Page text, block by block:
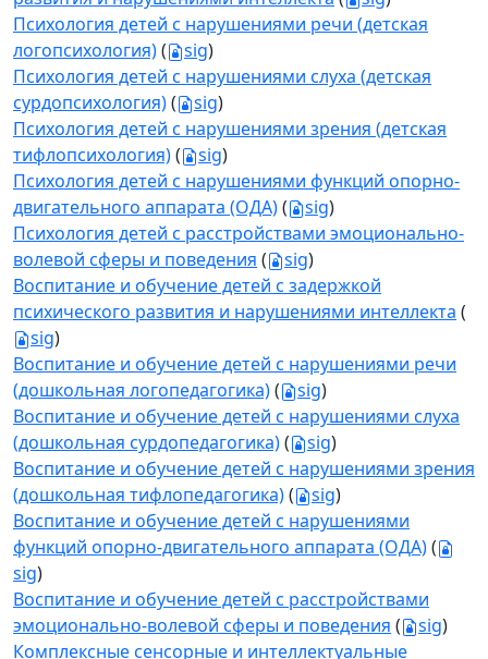
Психология детей с нарушениями речи (детская
логопсихология)( sig)
Психология детей с нарушениями слуха (детская
сурдопсихология)( sig)
Психология детей с нарушениями зрения (детская
тифлопсихология)( sig)
Психология детей с нарушениями функций опорно-
двигательного аппарата (ОДА)( sig)
Психология детей с расстройствами эмоционально-
волевой сферы и поведения ( sig)
Воспитание и обучение детей с задержкой
психического развития и нарушениями интеллекта (
sig)
Воспитание и обучение детей с нарушениями речи
(дошкольная логопедагогика)( sig)
Воспитание и обучение детей с нарушениями слуха
(дошкольная сурдопедагогика)( sig)
Воспитание и обучение детей с нарушениями зрения
(дошкольная тифлопедагогика)( sig)
Воспитание и обучение детей с нарушениями
функций опорно-двигательного аппарата (ОДА)(
sig)
Воспитание и обучение детей с расстройствами
эмоционально-волевой сферы и поведения ( sig)
Комплексные сенсорные и интеллектуальные